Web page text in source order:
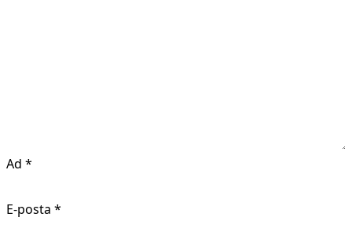
Ad *
E-posta *